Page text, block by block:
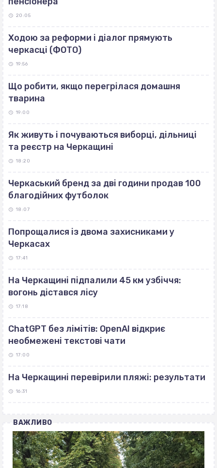
20:05
Ходою за реформи і діалог прямують
черкасці (ФОТО)
19:56
Що робити, якщо перегрілася домашня
тварина
19:00
Як живуть і почуваються виборці, дільниці
та реєстр на Черкащині
18:20
Черкаський бренд за дві години продав 100
благодійних футболок
18:07
Попрощалися із двома захисниками у
Черкасах
17:41
На Черкащині підпалили 45 км узбіччя:
вогонь дістався лісу
17:18
ChatGPT без лімітів: OpenAI відкриє
необмежені текстові чати
17:00
На Черкащині перевірили пляжі: результати
16:31
ВАЖЛИВО